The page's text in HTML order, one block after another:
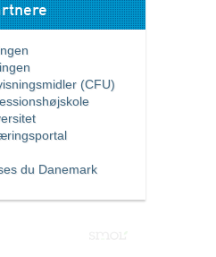
(CFU)
du Danemark